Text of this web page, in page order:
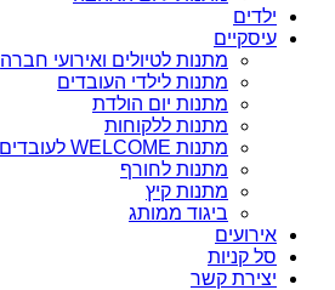
ילדים
עיסקיים
מתנות לטיולים ואירועי חברה
מתנות לילדי העובדים
מתנות יום הולדת
מתנות ללקוחות
מתנות WELCOME לעובדים
מתנות לחורף
מתנות קיץ
ביגוד ממותג
אירועים
סל קניות
יצירת קשר